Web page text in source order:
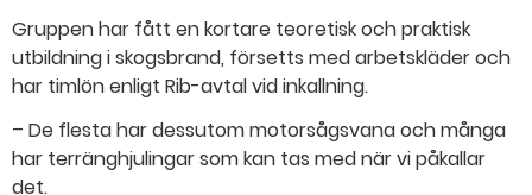
Gruppen har fått en kortare teoretisk och praktisk
utbildning i skogsbrand, försetts med arbetskläder och
har timlön enligt Rib-avtal vid inkallning.
– De flesta har dessutom motorsågsvana och många
har terränghjulingar som kan tas med när vi påkallar
det.